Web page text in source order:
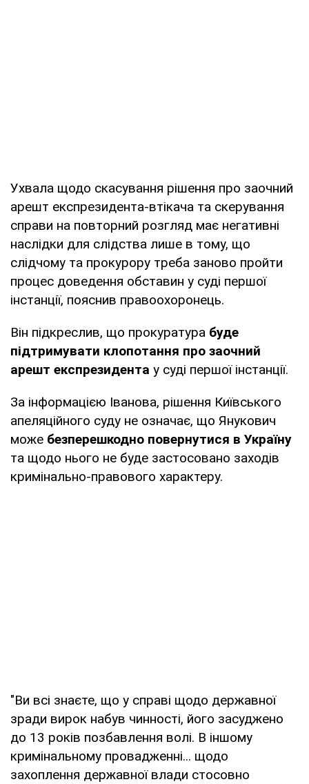
Ухвала щодо скасування рішення про заочний
арешт експрезидента-втікача та скерування
справи на повторний розгляд має негативні
наслідки для слідства лише в тому, що
слідчому та прокурору треба заново пройти
процес доведення обставин у суді першої
інстанції, пояснив правоохоронець.
Він підкреслив, що прокуратура буде
підтримувати клопотання про заочний
арешт експрезидента у суді першої інстанції.
За інформацією Іванова, рішення Київського
апеляційного суду не означає, що Янукович
може безперешкодно повернутися в Україну
та щодо нього не буде застосовано заходів
кримінально-правового характеру.
"Ви всі знаєте, що у справі щодо державної
зради вирок набув чинності, його засуджено
до 13 років позбавлення волі. В іншому
кримінальному провадженні... щодо
захоплення державної влади стосовно